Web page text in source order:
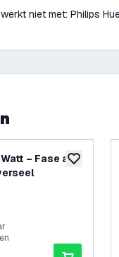
niet met: Philips
toevoegen
– Fase aan
openen